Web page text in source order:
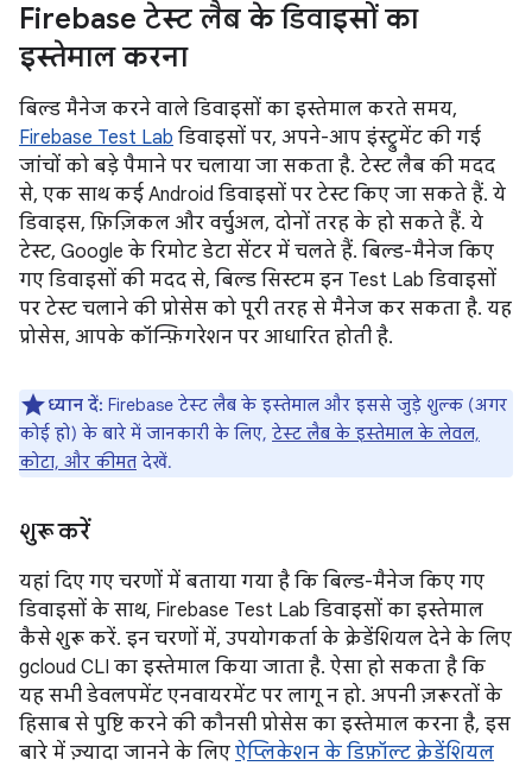
Firebase टेस्ट लैब के डिवाइसों का
इस्तेमाल करना
बिल्ड मैनेज करने वाले डिवाइसों का इस्तेमाल करते समय,
Firebase Test Lab डिवाइसों पर, अपने-आप इंस्ट्रुमेंट की गई
जांचों को बड़े पैमाने पर चलाया जा सकता है. टेस्ट लैब की मदद
से, एक साथ कई Android डिवाइसों पर टेस्ट किए जा सकते हैं. ये
डिवाइस, फ़िज़िकल और वर्चुअल, दोनों तरह के हो सकते हैं. ये
टेस्ट, Google के रिमोट डेटा सेंटर में चलते हैं. बिल्ड-मैनेज किए
गए डिवाइसों की मदद से, बिल्ड सिस्टम इन Test Lab डिवाइसों
पर टेस्ट चलाने की प्रोसेस को पूरी तरह से मैनेज कर सकता है. यह
प्रोसेस, आपके कॉन्फ़िगरेशन पर आधारित होती है.
ध्यान दें: Firebase टेस्ट लैब के इस्तेमाल और इससे जुड़े शुल्क (अगर
कोई हो) के बारे में जानकारी के लिए, टेस्ट लैब के इस्तेमाल के लेवल,
कोटा, और कीमत देखें.
शुरू करें
यहां दिए गए चरणों में बताया गया है कि बिल्ड-मैनेज किए गए
डिवाइसों के साथ, Firebase Test Lab डिवाइसों का इस्तेमाल
कैसे शुरू करें. इन चरणों में, उपयोगकर्ता के क्रेडेंशियल देने के लिए
gcloud CLI का इस्तेमाल किया जाता है. ऐसा हो सकता है कि
यह सभी डेवलपमेंट एनवायरमेंट पर लागू न हो. अपनी ज़रूरतों के
हिसाब से पुष्टि करने की कौनसी प्रोसेस का इस्तेमाल करना है, इस
बारे में ज़्यादा जानने के लिए ऐप्लिकेशन के डिफ़ॉल्ट क्रेडेंशियल